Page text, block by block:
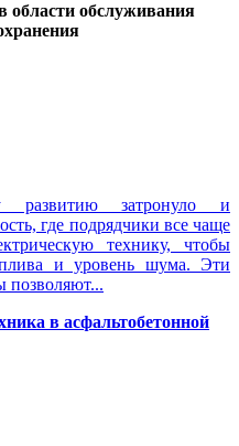
области обслуживания
развитию затронуло и
где подрядчики все чаще
технику, чтобы
и уровень шума. Эти
позволяют...
в асфальтобетонной